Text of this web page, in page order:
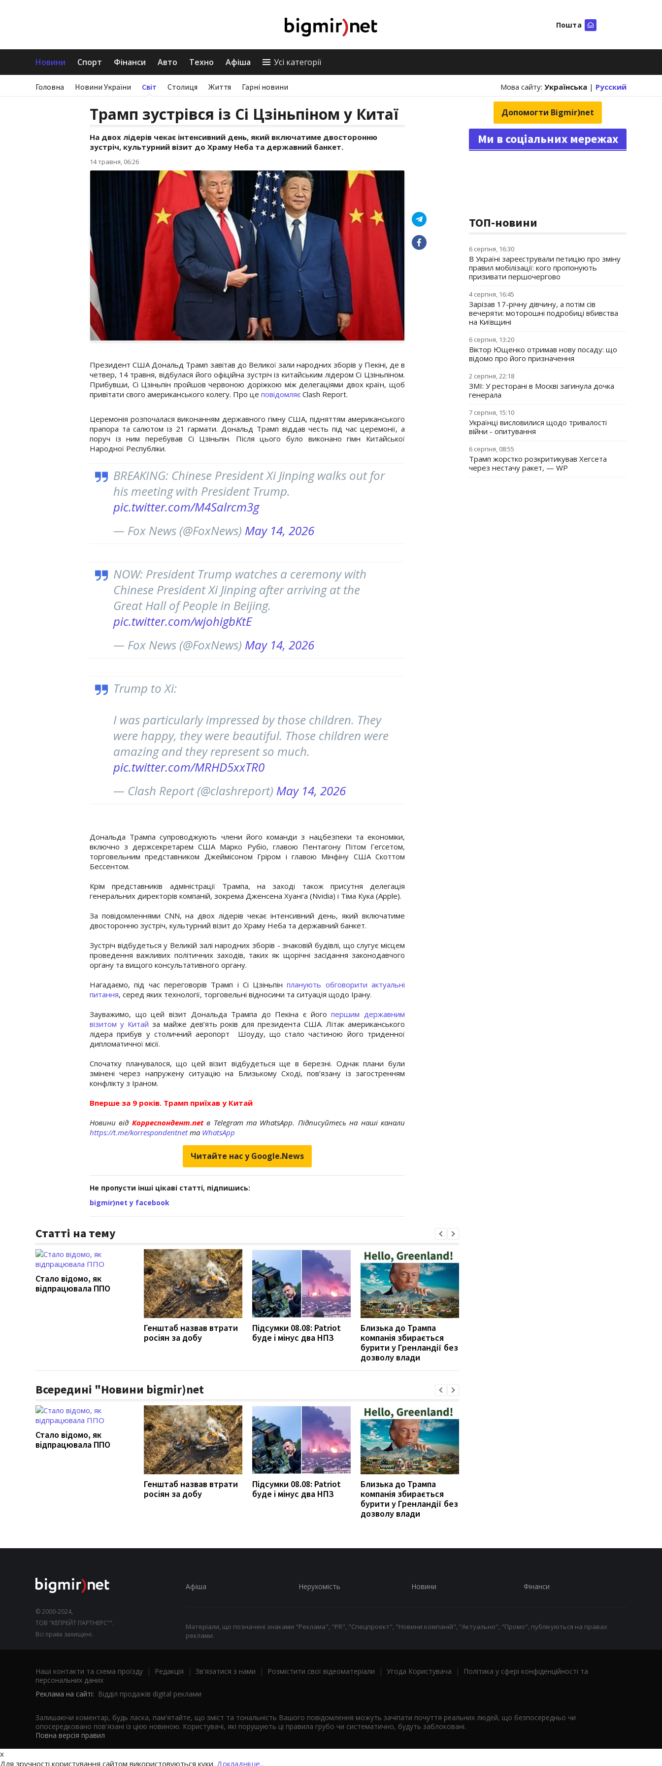
Пошта
Новини Спорт Фінанси Авто Техно Афіша Усі категорії
Головна Новини України Світ Столиця Життя Гарні новини Мова сайту: Українська | Русский
Трамп зустрівся із Сі Цзіньпіном у Китаї
На двох лідерів чекає інтенсивний день, який включатиме двосторонню
зустріч, культурний візит до Храму Неба та державний банкет.
14 травня, 06:26
Президент США Дональд Трамп завітав до Великої зали народних зборів у Пекіні, де в
четвер, 14 травня, відбулася його офіційна зустріч із китайським лідером Сі Цзіньпіном.
Прибувши, Сі Цзіньпін пройшов червоною доріжкою між делегаціями двох країн, щоб
привітати свого американського колегу. Про це повідомляє Clash Report.
Церемонія розпочалася виконанням державного гімну США, підняттям американського
прапора та салютом із 21 гармати. Дональд Трамп віддав честь під час церемонії, а
поруч із ним перебував Сі Цзіньпін. Після цього було виконано гімн Китайської
Народної Республіки.
BREAKING: Chinese President Xi Jinping walks out for
his meeting with President Trump.
pic.twitter.com/M4Salrcm3g
— Fox News (@FoxNews) May 14, 2026
NOW: President Trump watches a ceremony with
Chinese President Xi Jinping after arriving at the
Great Hall of People in Beijing.
pic.twitter.com/wjohigbKtE
— Fox News (@FoxNews) May 14, 2026
Trump to Xi:
I was particularly impressed by those children. They
were happy, they were beautiful. Those children were
amazing and they represent so much.
pic.twitter.com/MRHD5xxTR0
— Clash Report (@clashreport) May 14, 2026
Дональда Трампа супроводжують члени його команди з нацбезпеки та економіки,
включно з держсекретарем США Марко Рубіо, главою Пентагону Пітом Гегсетом,
торговельним представником Джеймісоном Гріром і главою Мінфіну США Скоттом
Бессентом.
Крім представників адміністрації Трампа, на заході також присутня делегація
генеральних директорів компаній, зокрема Дженсена Хуанга (Nvidia) і Тіма Кука (Apple).
За повідомленнями CNN, на двох лідерів чекає інтенсивний день, який включатиме
двосторонню зустріч, культурний візит до Храму Неба та державний банкет.
Зустріч відбудеться у Великій залі народних зборів - знаковій будівлі, що слугує місцем
проведення важливих політичних заходів, таких як щорічні засідання законодавчого
органу та вищого консультативного органу.
Нагадаємо, під час переговорів Трамп і Сі Цзіньпінпланують обговорити актуальні
питання, серед яких технології, торговельні відносини та ситуація щодо Ірану.
Зауважимо, що цей візит Дональда Трампа до Пекіна є йогопершим державним
візитом у Китай за майже дев’ять років для президента США. Літак американського
лідера прибув у столичний аеропорт Шоуду, що стало частиною його триденної
дипломатичної місії.
Спочатку планувалося, що цей візит відбудеться ще в березні. Однак плани були
змінені через напружену ситуацію на Близькому Сході, пов’язану із загостренням
конфлікту з Іраном.
Вперше за 9 років. Трамп приїхав у Китай
Новини від Корреспондент.netв Telegram та WhatsApp. Підписуйтесь на наші канали
https://t.me/korrespondentnetта WhatsApp
Читайте нас у Google.News
Не пропусти інші цікаві статті, підпишись:
bigmir)net у facebook
Статті на тему
Стало відомо, як
відпрацювала ППО
Генштаб назвав втрати
росіян за добу
Підсумки 08.08: Patriot
буде і мінус два НПЗ
Близька до Трампа
компанія збирається
бурити у Гренландії без
дозволу влади
Всередині "Новини bigmir)net
Стало відомо, як
відпрацювала ППО
Генштаб назвав втрати
росіян за добу
Підсумки 08.08: Patriot
буде і мінус два НПЗ
Близька до Трампа
компанія збирається
бурити у Гренландії без
дозволу влади
Допомогти Bigmir)net
Ми в соціальних мережах
ТОП-новини
6 серпня, 16:30
В Україні зареєстрували петицію про зміну
правил мобілізації: кого пропонують
призивати першочергово
4 серпня, 16:45
Зарізав 17-річну дівчину, а потім сів
вечеряти: моторошні подробиці вбивства
на Київщині
6 серпня, 13:20
Віктор Ющенко отримав нову посаду: що
відомо про його призначення
2 серпня, 22:18
ЗМІ: У ресторані в Москві загинула дочка
генерала
7 серпня, 15:10
Українці висловилися щодо тривалості
війни - опитування
6 серпня, 08:55
Трамп жорстко розкритикував Хегсета
через нестачу ракет, — WP
© 2000-2024,
ТОВ "КЕПРЕЙТ ПАРТНЕРС"".
Всі права захищені.
Афіша Нерухомість Новини Фінанси
Матеріали, що позначені знаками "Реклама", "PR", "Спецпроект", "Новини компаній", "Актуально", "Промо", публікуються на правах
реклами.
Наші контакти та схема проїзду | Редакція | Зв'язатися з нами | Розмістити свої відеоматеріали | Угода Користувача |
Політика у сфері конфіденційності та
персональних даних
Реклама на сайті: Відділ продажів digital реклами
Залишаючи коментар, будь ласка, пам'ятайте, що зміст та тональність Вашого повідомлення можуть зачіпати почуття реальних людей, що безпосередньо чи
опосередковано пов'язані із цією новиною. Користувачі, які порушують ці правила грубо чи систематично, будуть заблоковані.
Повна версія правил
x
Для зручності користування сайтом використовуються куки. Докладніше...